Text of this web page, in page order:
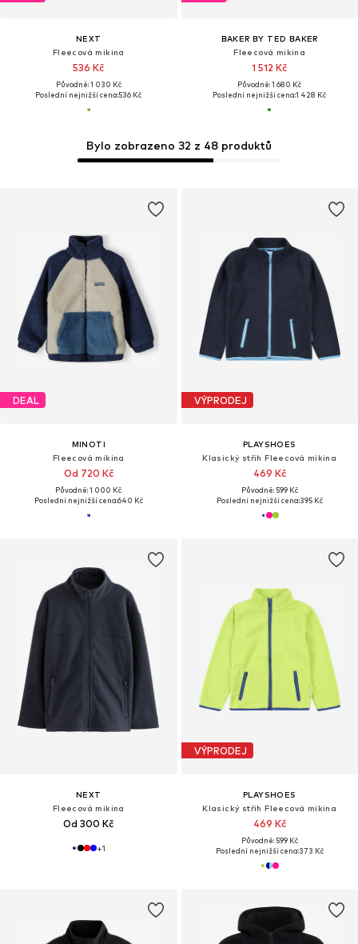
NEXT
Fleecová mikina
536 Kč
Původně: 1 030 Kč
Poslední nejnižší cena:536 Kč
BAKER BY TED BAKER
Fleecová mikina
1 512 Kč
Původně: 1 680 Kč
Poslední nejnižší cena:1 428 Kč
DEAL
MINOTI
Fleecová mikina
Od 720 Kč
Původně: 1 000 Kč
Poslední nejnižší cena:640 Kč
Bylo zobrazeno 32 z 48 produktů
VÝPRODEJ
PLAYSHOES
Klasický střih Fleecová mikina
469 Kč
Původně: 599 Kč
Poslední nejnižší cena:395 Kč
NEXT
Fleecová mikina
Od 300 Kč
+1
VÝPRODEJ
PLAYSHOES
Klasický střih Fleecová mikina
469 Kč
Původně: 599 Kč
Poslední nejnižší cena:373 Kč